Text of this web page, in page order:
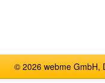
© 2026 webme GmbH,